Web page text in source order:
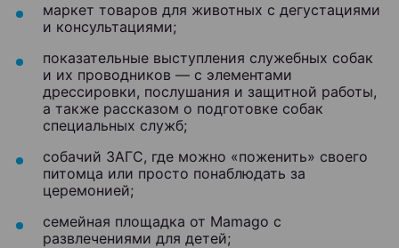
маркет товаров для животных с дегустациями
и консультациями;
показательные выступления служебных собак
и их проводников — с элементами
дрессировки, послушания и защитной работы,
а также рассказом о подготовке собак
специальных служб;
собачий ЗАГС, где можно «поженить» своего
питомца или просто понаблюдать за
церемонией;
семейная площадка от Mamago с
развлечениями для детей;